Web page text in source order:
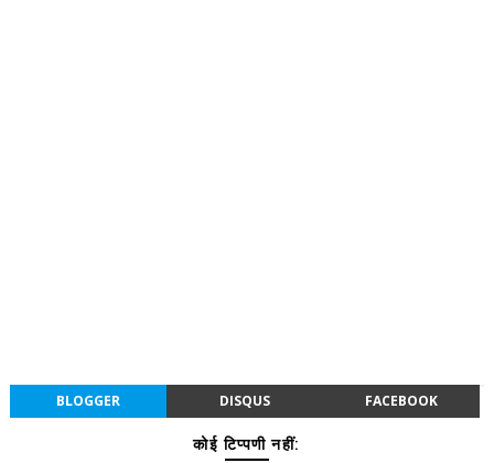
BLOGGER DISQUS FACEBOOK
कोई टिप्पणी नहीं: